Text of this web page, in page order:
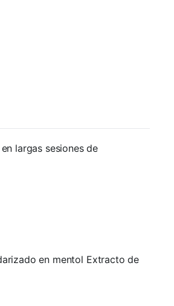
largas sesiones de
en mentol Extracto de